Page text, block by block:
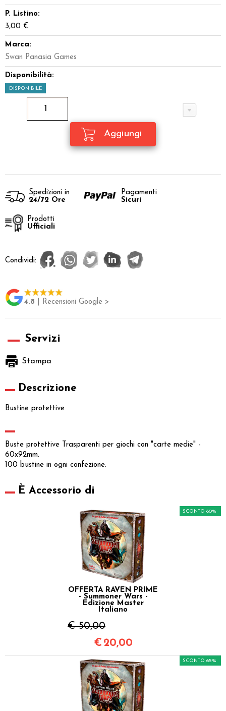
P. Listino:
3,00 €
Marca:
Swan Panasia Games
Disponibilità:
DISPONIBILE
Spedizioni in
24/72 Ore
Pagamenti
Sicuri
Prodotti
Ufficiali
Condividi:
4.8 | Recensioni Google >
Servizi
Stampa
Descrizione
Bustine protettive
Buste protettive Trasparenti per giochi con "carte medie" -
60x92mm.
100 bustine in ogni confezione.
È Accessorio di
OFFERTA RAVEN PRIME
- Summoner Wars -
Edizione Master
Italiano
€ 50,00
SCONTO 60%
€ 20,00
SCONTO 65%